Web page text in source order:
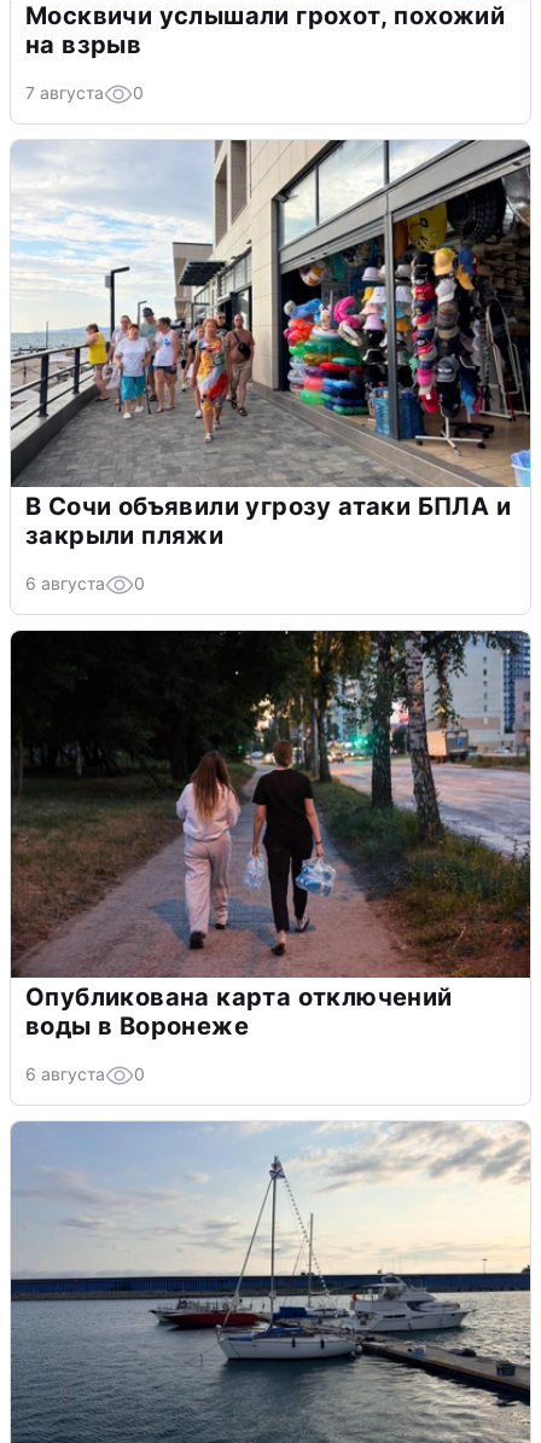
Москвичи услышали грохот, похожий
на взрыв
7 августа 0
В Сочи объявили угрозу атаки БПЛА и
закрыли пляжи
6 августа 0
Опубликована карта отключений
воды в Воронеже
6 августа 0